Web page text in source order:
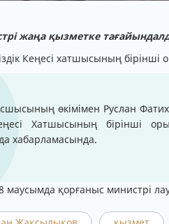
жаңа қызметке
Кеңесі хатшысының
өкімімен Руслан
Хатшысының бірінші
хабарламасында.
маусымда қорғаныс министрі